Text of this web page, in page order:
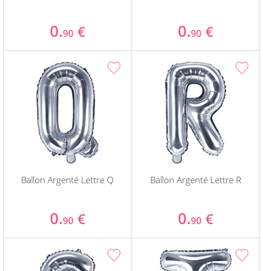
0.90 € 0.90 €
Ballon Argenté Lettre Q
0.90 €
Ballon Argenté Lettre R
0.90 €